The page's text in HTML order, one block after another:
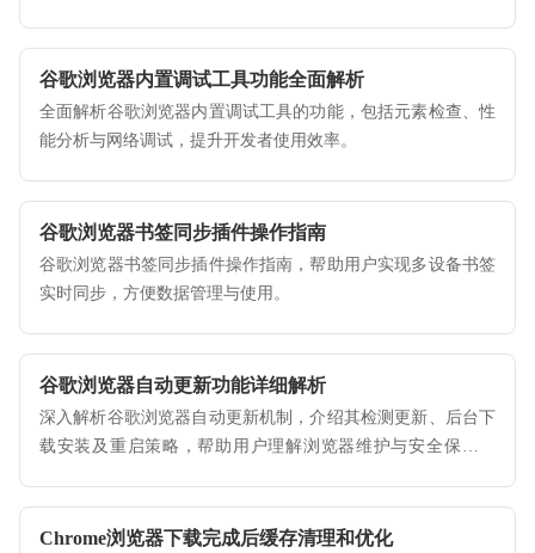
谷歌浏览器内置调试工具功能全面解析
全面解析谷歌浏览器内置调试工具的功能，包括元素检查、性
能分析与网络调试，提升开发者使用效率。
谷歌浏览器书签同步插件操作指南
谷歌浏览器书签同步插件操作指南，帮助用户实现多设备书签
实时同步，方便数据管理与使用。
谷歌浏览器自动更新功能详细解析
深入解析谷歌浏览器自动更新机制，介绍其检测更新、后台下
载安装及重启策略，帮助用户理解浏览器维护与安全保障逻
Chrome浏览器下载完成后缓存清理和优化